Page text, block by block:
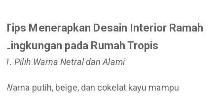
Tips Menerapkan Desain Interior Ramah
Lingkungan pada Rumah Tropis
1. Pilih Warna Netral dan Alami
Warna putih, beige, dan cokelat kayu mampu